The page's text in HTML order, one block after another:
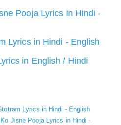
Pooja Lyrics in Hindi -
Lyrics in Hindi - English
in English / Hindi
Lyrics in Hindi - English
Jisne Pooja Lyrics in Hindi -